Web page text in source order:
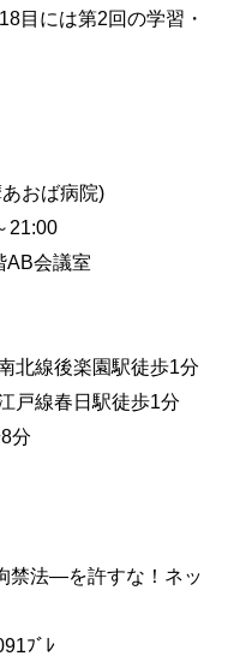
目には第2回の学習・
おば病院)
21:00
会議室
後楽園駅徒歩1分
春日駅徒歩1分
分
法―を許すな！ネッ
ﾌﾞﾚ